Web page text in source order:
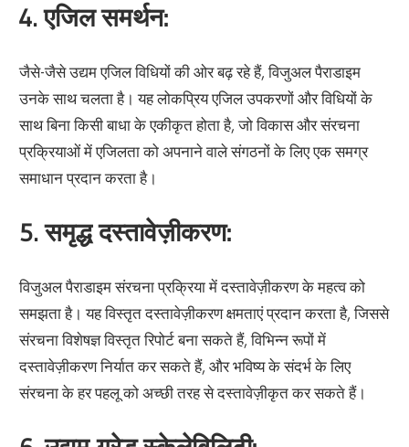
4. एजिल समर्थन:
जैसे-जैसे उद्यम एजिल विधियों की ओर बढ़ रहे हैं, विजुअल पैराडाइम
उनके साथ चलता है। यह लोकप्रिय एजिल उपकरणों और विधियों के
साथ बिना किसी बाधा के एकीकृत होता है, जो विकास और संरचना
प्रक्रियाओं में एजिलता को अपनाने वाले संगठनों के लिए एक समग्र
समाधान प्रदान करता है।
5. समृद्ध दस्तावेज़ीकरण:
विजुअल पैराडाइम संरचना प्रक्रिया में दस्तावेज़ीकरण के महत्व को
समझता है। यह विस्तृत दस्तावेज़ीकरण क्षमताएं प्रदान करता है, जिससे
संरचना विशेषज्ञ विस्तृत रिपोर्ट बना सकते हैं, विभिन्न रूपों में
दस्तावेज़ीकरण निर्यात कर सकते हैं, और भविष्य के संदर्भ के लिए
संरचना के हर पहलू को अच्छी तरह से दस्तावेज़ीकृत कर सकते हैं।